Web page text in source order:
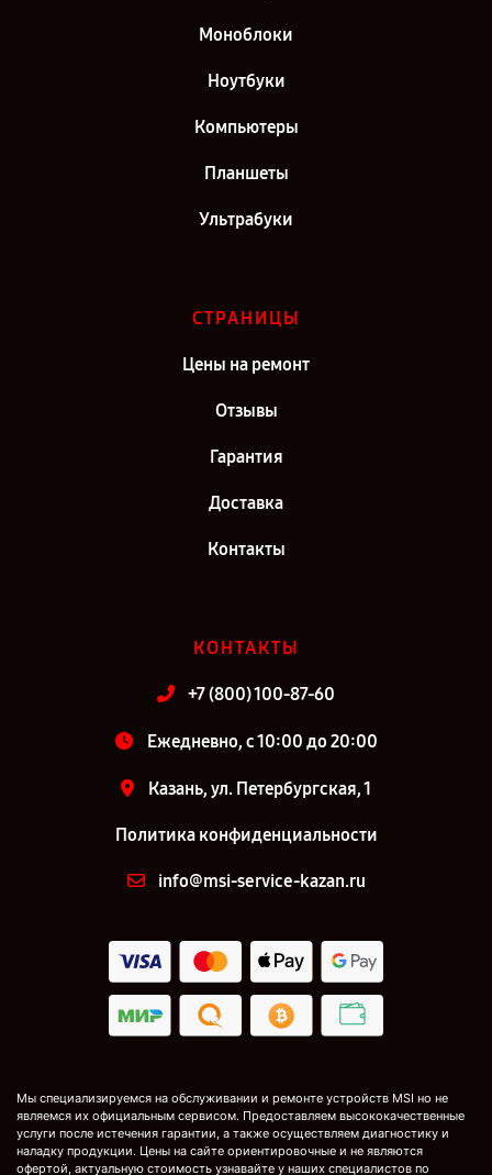
Моноблоки
Ноутбуки
Компьютеры
Планшеты
Ультрабуки
СТРАНИЦЫ
Цены на ремонт
Отзывы
Гарантия
Доставка
Контакты
КОНТАКТЫ
+7 (800) 100-87-60
Ежедневно, с 10:00 до 20:00
Казань, ул. Петербургская, 1
Политика конфиденциальности
info@msi-service-kazan.ru
Мы специализируемся на обслуживании и ремонте устройств MSI но не
являемся их официальным сервисом. Предоставляем высококачественные
услуги после истечения гарантии, а также осуществляем диагностику и
наладку продукции. Цены на сайте ориентировочные и не являются
офертой, актуальную стоимость узнавайте у наших специалистов по